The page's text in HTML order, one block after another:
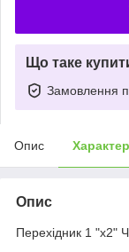
Що таке
Замовлення
Опис
Опис
Перехідник 1 "x2"